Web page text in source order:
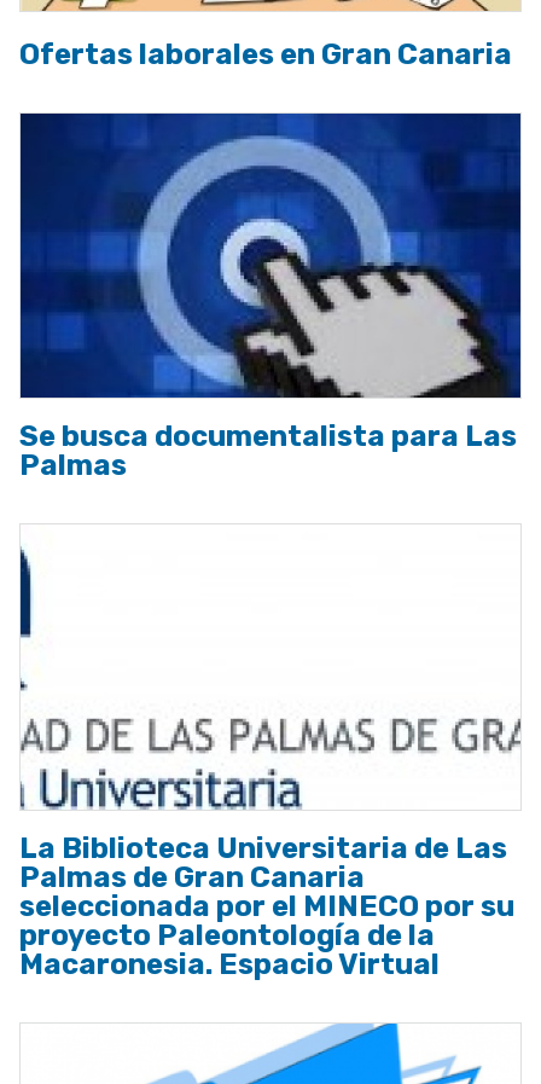
Ofertas laborales en Gran Canaria
Se busca documentalista para Las
Palmas
La Biblioteca Universitaria de Las
Palmas de Gran Canaria
seleccionada por el MINECO por su
proyecto Paleontología de la
Macaronesia. Espacio Virtual